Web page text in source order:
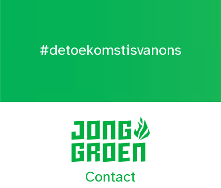
#detoekomstisvanons
Contact